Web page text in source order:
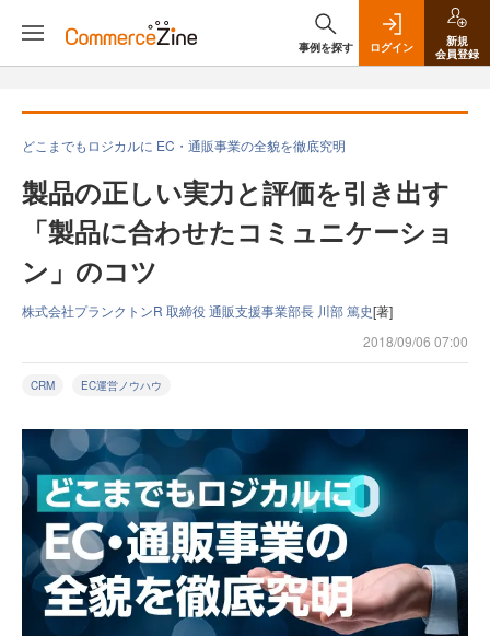
事例を探す ログイン
新規
会員登録
どこまでもロジカルに EC・通販事業の全貌を徹底究明
製品の正しい実力と評価を引き出す
「製品に合わせたコミュニケーショ
ン」のコツ
株式会社プランクトンR 取締役 通販支援事業部長 川部 篤史[著]
2018/09/06 07:00
CRM EC運営ノウハウ